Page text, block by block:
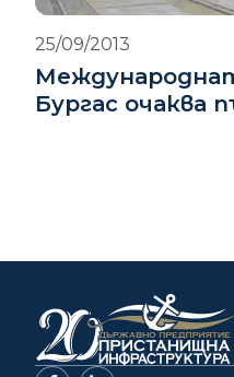
25/09/2013
Бургас очаква